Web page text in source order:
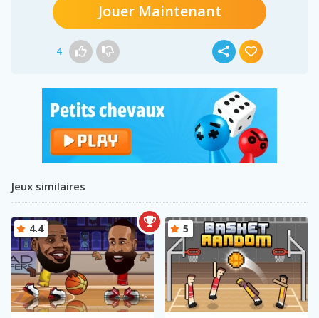
Jouer Maintenant
4
Jeux similaires
4.4 5